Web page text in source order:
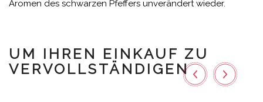
Aromen des schwarzen Pfeffers unverändert wieder.
UM IHREN EINKAUF ZU
VERVOLLSTÄNDIGEN